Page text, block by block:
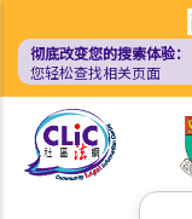
主
彻底改变您的搜索体验：
您轻松查找相关页面
搜